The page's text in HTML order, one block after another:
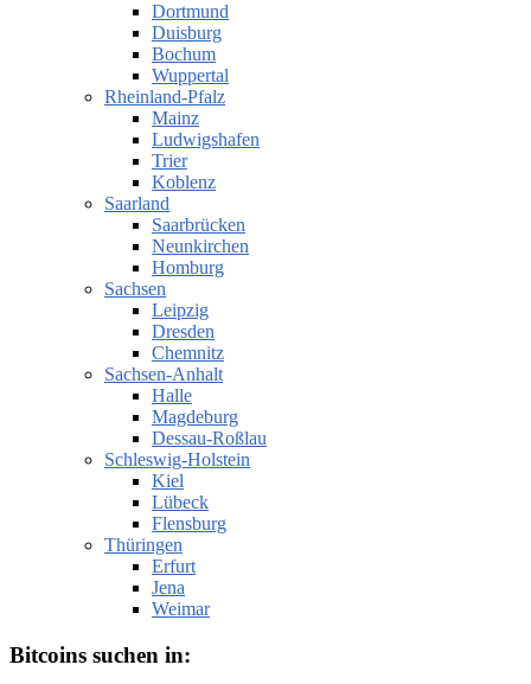
Dortmund
Duisburg
Bochum
Wuppertal
Rheinland-Pfalz
Mainz
Ludwigshafen
Trier
Koblenz
Saarland
Saarbrücken
Neunkirchen
Homburg
Sachsen
Leipzig
Dresden
Chemnitz
Sachsen-Anhalt
Halle
Magdeburg
Dessau-Roßlau
Schleswig-Holstein
Kiel
Lübeck
Flensburg
Thüringen
Erfurt
Jena
Weimar
Bitcoins suchen in: